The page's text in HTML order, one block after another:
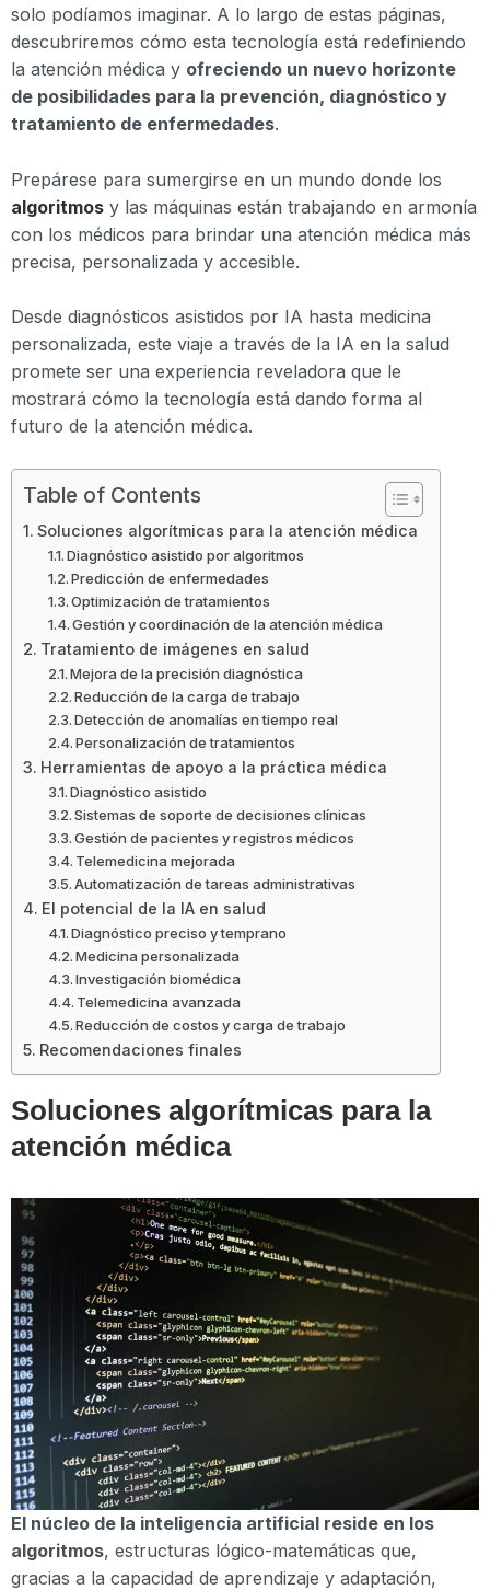
solo podíamos imaginar. A lo largo de estas páginas,
descubriremos cómo esta tecnología está redefiniendo
la atención médica y ofreciendo un nuevo horizonte
de posibilidades para la prevención, diagnóstico y
tratamiento de enfermedades.
Prepárese para sumergirse en un mundo donde los
algoritmos y las máquinas están trabajando en armonía
con los médicos para brindar una atención médica más
precisa, personalizada y accesible.
Desde diagnósticos asistidos por IA hasta medicina
personalizada, este viaje a través de la IA en la salud
promete ser una experiencia reveladora que le
mostrará cómo la tecnología está dando forma al
futuro de la atención médica.
Table of Contents
Soluciones algorítmicas para la atención médica
Diagnóstico asistido por algoritmos
Predicción de enfermedades
Optimización de tratamientos
Gestión y coordinación de la atención médica
Tratamiento de imágenes en salud
Mejora de la precisión diagnóstica
Reducción de la carga de trabajo
Detección de anomalías en tiempo real
Personalización de tratamientos
Herramientas de apoyo a la práctica médica
Diagnóstico asistido
Sistemas de soporte de decisiones clínicas
Gestión de pacientes y registros médicos
Telemedicina mejorada
Automatización de tareas administrativas
El potencial de la IA en salud
Diagnóstico preciso y temprano
Medicina personalizada
Investigación biomédica
Telemedicina avanzada
Reducción de costos y carga de trabajo
Recomendaciones finales
Soluciones algorítmicas para la
atención médica
El núcleo de la inteligencia artificial reside en los
algoritmos, estructuras lógico-matemáticas que,
gracias a la capacidad de aprendizaje y adaptación,